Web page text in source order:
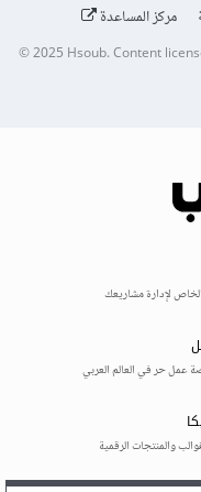
مركز المساعدة
© 2025 Hsoub.Content